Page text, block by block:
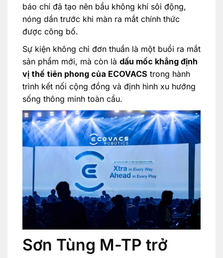
báo chí đã tạo nên bầu không khí sôi động,
nóng dần trước khi màn ra mắt chính thức
được công bố.
Sự kiện không chỉ đơn thuần là một buổi ra mắt
sản phẩm mới, mà còn là dấu mốc khẳng định
vị thế tiên phong của ECOVACS trong hành
trình kết nối cộng đồng và định hình xu hướng
sống thông minh toàn cầu.
Sơn Tùng M-TP trở